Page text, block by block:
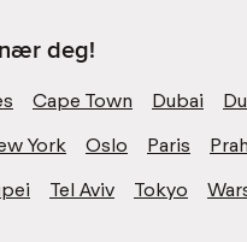
deg!
Cape Town Dubai
York Oslo Paris
Tel Aviv Tokyo